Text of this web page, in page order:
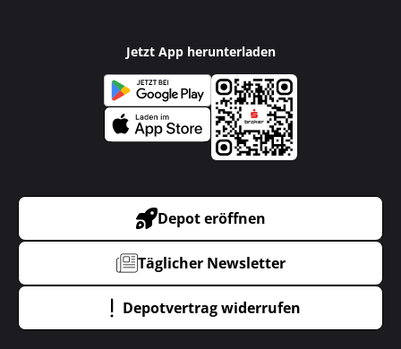
Jetzt App herunterladen
Depot eröffnen
Täglicher Newsletter
Depotvertrag widerrufen